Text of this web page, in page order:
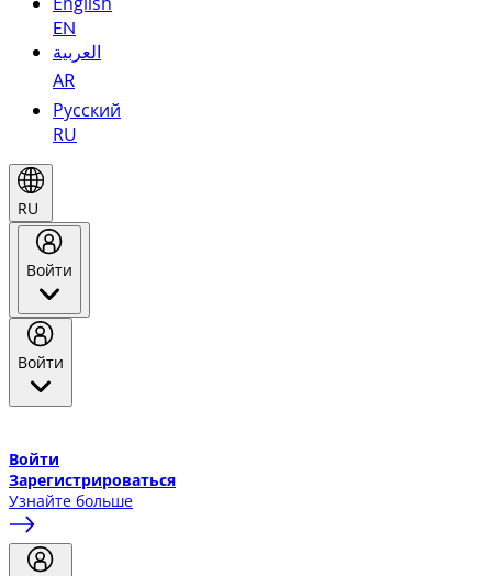
EN
العربية
AR
Русский
RU
RU
Войти
Войти
Войти
Зарегистрироваться
Узнайте больше